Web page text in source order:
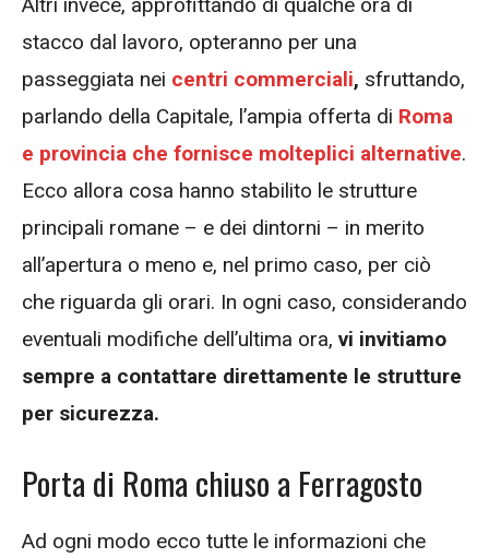
stacco dal lavoro, opteranno per una
passeggiata nei centri commerciali, sfruttando,
parlando della Capitale, l’ampia offerta di Roma
e provincia che fornisce molteplici alternative.
Ecco allora cosa hanno stabilito le strutture
principali romane – e dei dintorni – in merito
all’apertura o meno e, nel primo caso, per ciò
che riguarda gli orari. In ogni caso, considerando
eventuali modifiche dell’ultima ora, vi invitiamo
sempre a contattare direttamente le strutture
per sicurezza.
Porta di Roma chiuso a Ferragosto
Ad ogni modo ecco tutte le informazioni che